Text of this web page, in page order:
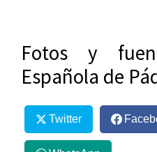
Fotos y
Española de
Twitter